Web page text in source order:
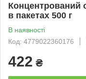
Концентрований
в пакетах 500 г
В наявності
Код: 4779022360176
422 ₴